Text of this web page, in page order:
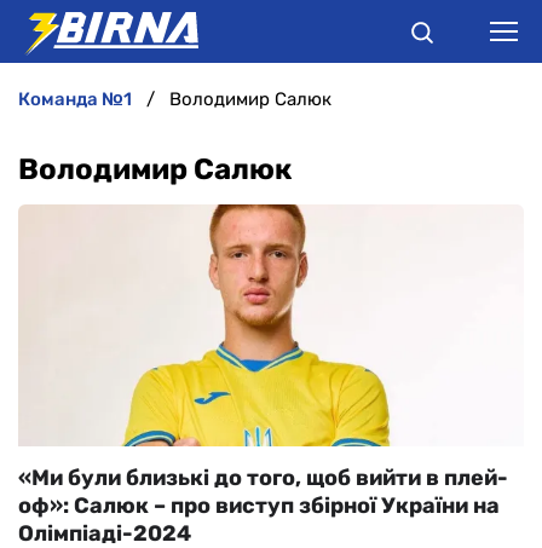
БУКМЕКЕРИ
команда №1 Володимир Салюк
Володимир Салюк
«Ми були близькі до того, щоб вийти в плей-
оф»: Салюк – про виступ збірної України на
Олімпіаді-2024